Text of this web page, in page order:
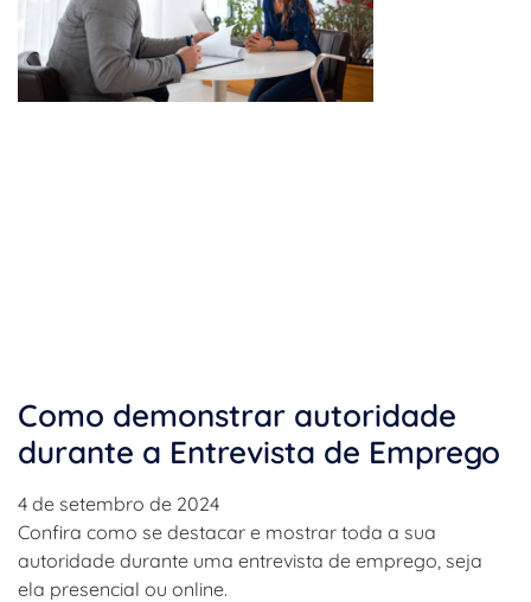
Como demonstrar autoridade
durante a Entrevista de Emprego
4 de setembro de 2024
Confira como se destacar e mostrar toda a sua
autoridade durante uma entrevista de emprego, seja
ela presencial ou online.